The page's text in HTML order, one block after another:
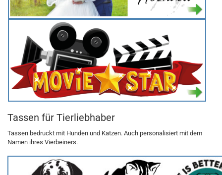
Tassen für Tierliebhaber
Tassen bedruckt mit Hunden und Katzen. Auch personalisiert mit dem
Namen ihres Vierbeiners.